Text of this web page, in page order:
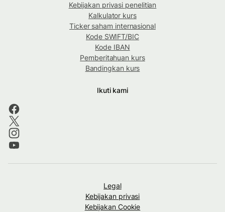
Kebijakan privasi penelitian
Kalkulator kurs
Ticker saham internasional
Kode SWIFT/BIC
Kode IBAN
Pemberitahuan kurs
Bandingkan kurs
Ikuti kami
Legal
Kebijakan privasi
Kebijakan Cookie